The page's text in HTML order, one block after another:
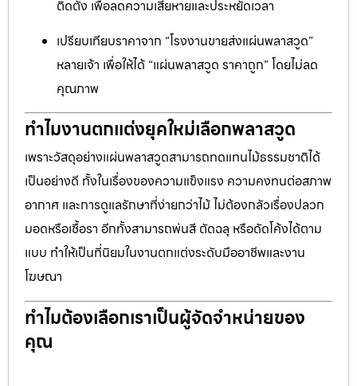
ติดตั้ง เพื่อลดความเสียหายและประหยัดเวลา
เปรียบเทียบราคาจาก “โรงงานขายส่งแผ่นพลาสวูด”
หลายเจ้า เพื่อให้ได้ “แผ่นพลาสวูด ราคาถูก” โดยไม่ลด
คุณภาพ
ทำไมงานตกแต่งยุคใหม่เลือกพลาสวูด
เพราะวัสดุอย่างแผ่นพลาสวูดสามารถทดแทนไม้ธรรมชาติได้
เป็นอย่างดี ทั้งในเรื่องของความแข็งแรง ความคงทนต่อสภาพ
อากาศ และการดูแลรักษาที่ง่ายกว่าไม้ ไม่ต้องกลัวเรื่องปลวก
มอดหรือเชื้อรา อีกทั้งสามารถพ่นสี ตัดฉลุ หรือดัดโค้งได้ตาม
แบบ ทำให้เป็นที่นิยมในงานตกแต่งระดับมืออาชีพและงาน
โฆษณา
ทำไมต้องเลือกเราเป็นผู้จัดจำหน่ายของ
คุณ